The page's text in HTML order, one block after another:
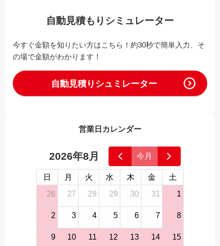
自動見積もりシミュレーター
今すぐ金額を知りたい方はこちら！約30秒で簡単入力、そ
の場で金額がわかります！
自動見積りシュミレーター
営業日カレンダー
2026年8月 今月
日 月 火 水 木 金
土
26
27 28 29 30 31 1
2 3 4 5 6 7 8
9 10 11 12 13 14 15